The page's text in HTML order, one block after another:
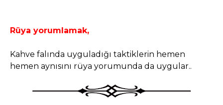
Rüya yorumlamak,
Kahve falında uyguladığı taktiklerin hemen
hemen aynısını rüya yorumunda da uygular..